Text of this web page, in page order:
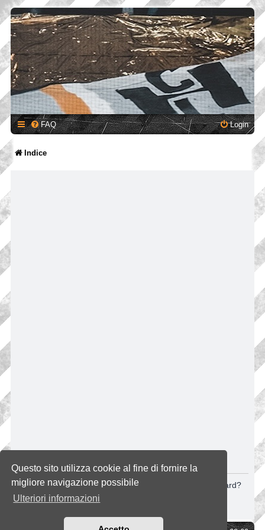
Questo sito utilizza cookie al fine di fornire la
migliore navigazione possibile
Ulteriori informazioni
FAQ Login
Indice
Sei sicuro di volere cancellare tutti i cookie di questa Board?